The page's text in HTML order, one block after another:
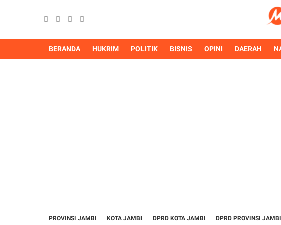
BERANDA HUKRIM POLITIK BISNIS OPINI DAERAH
PROVINSI JAMBI KOTA JAMBI DPRD KOTA JAMBI DPRD PROVINSI JAMBI